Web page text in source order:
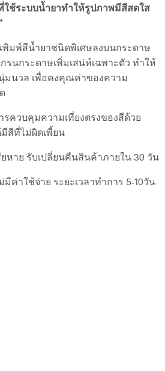
ใช้ระบบน้ำยาทำให้รูปภาพมีสีสดใส
พิมพ์สีน้ำยาชนิดพิเศษลงบนกระดาษ
รนกระดาษเพิ่มเสน่ห์เฉพาะตัว ทำให้
นวล เพื่อคงคุณค่าของความ
รควบคุมความเที่ยงตรงของสีด้วย
สีที่ไม่ผิดเพี้ยน
ยหาย รับเปลี่ยนคืนสินค้าภายใน 30 วัน
มีค่าใช้จ่าย ระยะเวลาทำการ 5-10วัน